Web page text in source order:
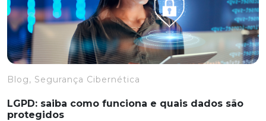
Blog, Segurança Cibernética
LGPD: saiba como funciona e quais dados são
protegidos